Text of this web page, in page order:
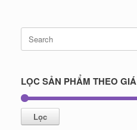
Search
for:
LỌC SẢN PHẨM THEO GIÁ
Lọc